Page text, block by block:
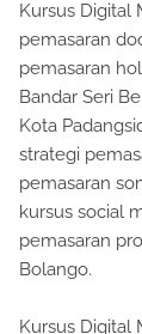
Kursus Digital
pemasaran
pemasaran
Bandar Seri
Kota
strategi
pemasaran
kursus social
pemasaran
Bolango.
Kursus Digital